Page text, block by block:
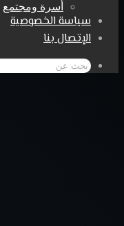
أسرة ومجتمع
سياسة الخصوصية
الإتصال بنا